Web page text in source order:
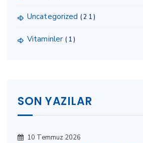
Uncategorized (21)
Vitaminler (1)
SON YAZILAR
10 Temmuz 2026